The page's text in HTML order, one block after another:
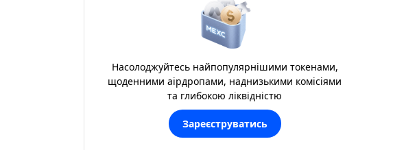
Насолоджуйтесь найпопулярнішими токенами,
щоденними аірдропами, наднизькими комісіями
та глибокою ліквідністю
Зареєструватись